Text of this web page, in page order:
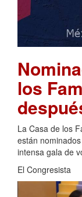
los
La Casa de los
están
intensa gala de
El Congresista